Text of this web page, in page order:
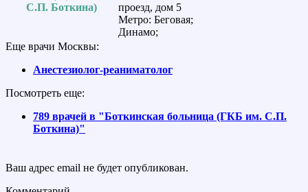
С.П. Боткина)
проезд, дом 5
Метро: Беговая;
Динамо;
Еще врачи Москвы:
Анестезиолог-реаниматолог
Посмотреть еще:
789 врачей в "Боткинская больница (ГКБ им. С.П.
Боткина)"
Ваш адрес email не будет опубликован.